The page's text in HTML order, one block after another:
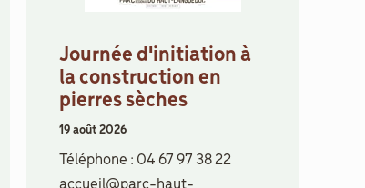
Journée d'initiation à
la construction en
pierres sèches
19 août 2026
Téléphone : 04 67 97 38 22